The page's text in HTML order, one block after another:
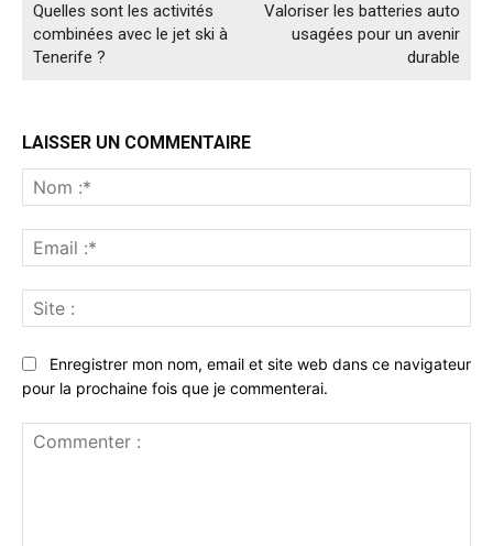
Quelles sont les activités
combinées avec le jet ski à
Tenerife ?
Valoriser les batteries auto
usagées pour un avenir
durable
LAISSER UN COMMENTAIRE
:*
:*
:
Enregistrer mon nom, email et site web dans ce navigateur
pour la prochaine fois que je commenterai.